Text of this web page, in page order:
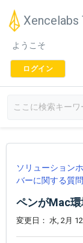
Xencelabs
ようこそ
ログイン
ソリューション
バーに関する質問
ペンがMac
変更日： 水, 2月